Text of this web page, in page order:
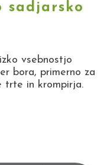
sadjarsko
vsebnostjo
bora, primerno za
trte in krompirja.